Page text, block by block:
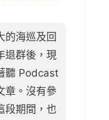
的海巡及回
退群後，現
聽 Podcast
章。沒有參
段期間，也